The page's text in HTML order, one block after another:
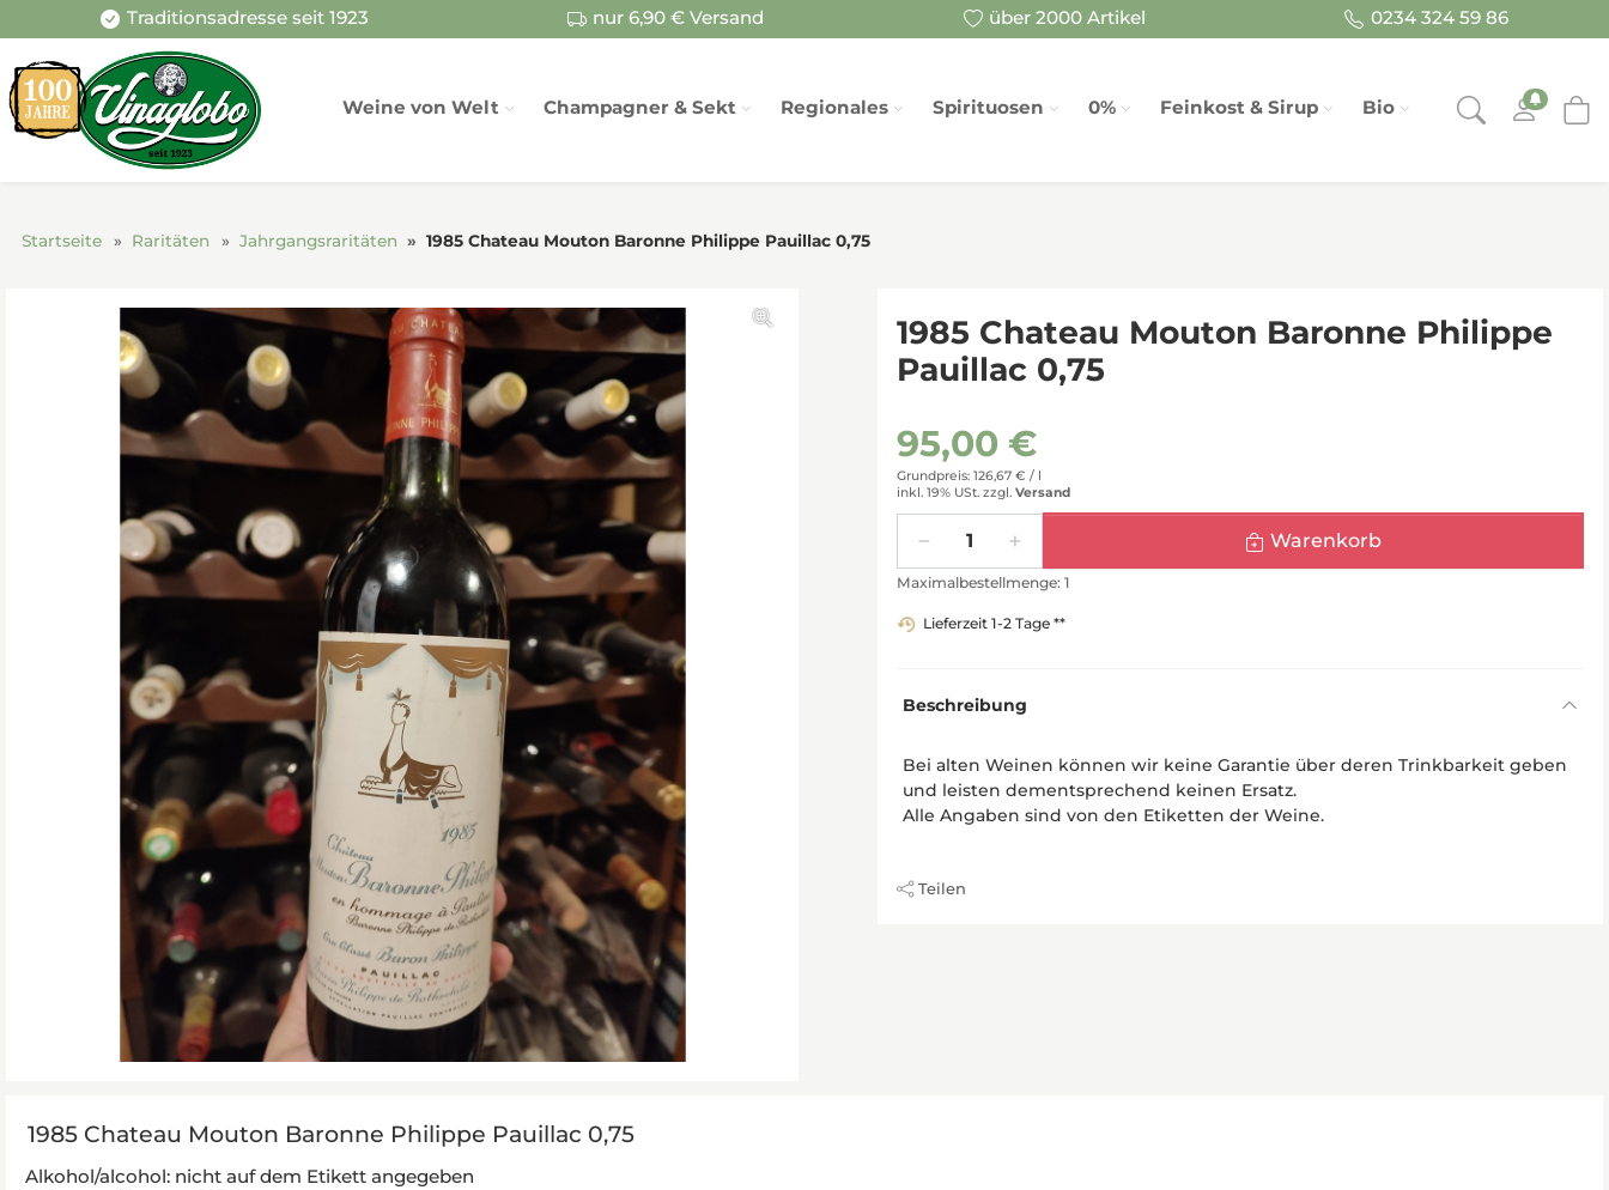
Traditionsadresse seit 1923 nur 6,90 € Versand über 2000 Artikel 0234 324 59 86
Weine von Welt Champagner & Sekt Regionales Spirituosen 0% Feinkost & Sirup Bio
Startseite Raritäten Jahrgangsraritäten 1985 Chateau Mouton Baronne Philippe Pauillac 0,75
1985 Chateau Mouton Baronne Philippe
Pauillac 0,75
95,00 €
Grundpreis: 126,67 € / l
inkl. 19% USt. zzgl. Versand
Warenkorb
Maximalbestellmenge: 1
Lieferzeit 1-2 Tage **
Beschreibung
Bei alten Weinen können wir keine Garantie über deren Trinkbarkeit geben
und leisten dementsprechend keinen Ersatz.
Alle Angaben sind von den Etiketten der Weine.
Teilen
1985 Chateau Mouton Baronne Philippe Pauillac 0,75
Alkohol/alcohol: nicht auf dem Etikett angegeben